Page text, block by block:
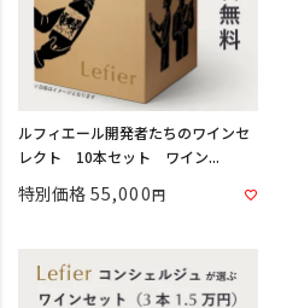
ルフィエール開発者たちのワインセ
レクト 10本セット ワイン...
特別価格 55,000